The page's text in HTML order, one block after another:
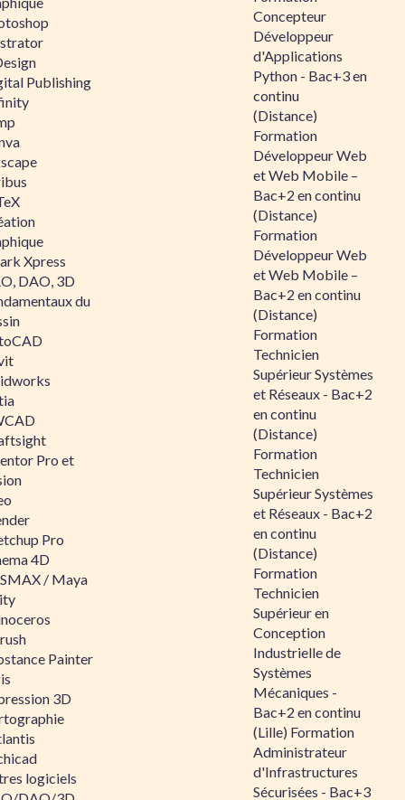
Publishing
Xpress
DAO, 3D
du
Pro et
Pro
4D
/ Maya
Painter
3D
logiciels
Concepteur
Développeur
d'Applications
Python - Bac+3 en
continu
(Distance)
Formation
Développeur Web
et Web Mobile –
Bac+2 en continu
(Distance)
Formation
Développeur Web
et Web Mobile –
Bac+2 en continu
(Distance)
Formation
Technicien
Supérieur Systèmes
et Réseaux - Bac+2
en continu
(Distance)
Formation
Technicien
Supérieur Systèmes
et Réseaux - Bac+2
en continu
(Distance)
Formation
Technicien
Supérieur en
Conception
Industrielle de
Systèmes
Mécaniques -
Bac+2 en continu
(Lille) Formation
Administrateur
d'Infrastructures
Sécurisées - Bac+3